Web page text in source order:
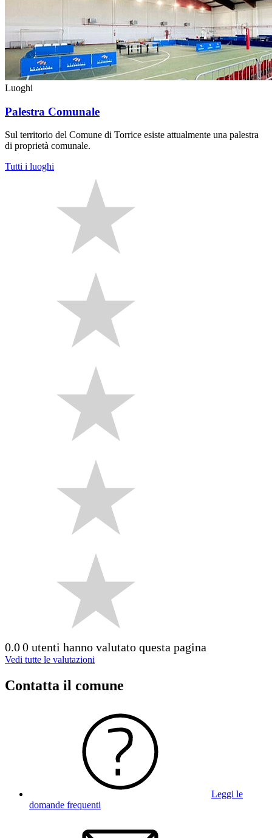
Luoghi
Palestra Comunale
Sul territorio del Comune di Torrice esiste attualmente una palestra
di proprietà comunale.
Tutti i luoghi
0.00 utenti hanno valutato questa pagina
Vedi tutte le valutazioni
Contatta il comune
Leggi le
domande frequenti